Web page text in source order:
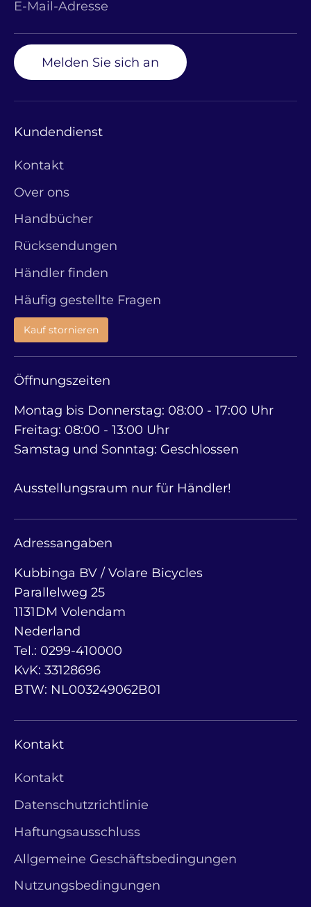
E-Mail-Adresse
Melden Sie sich an
Kundendienst
Kontakt
Over ons
Handbücher
Rücksendungen
Händler finden
Häufig gestellte Fragen
Kauf stornieren
Öffnungszeiten
Montag bis Donnerstag: 08:00 - 17:00 Uhr
Freitag: 08:00 - 13:00 Uhr
Samstag und Sonntag: Geschlossen
Ausstellungsraum nur für Händler!
Adressangaben
Kubbinga BV / Volare Bicycles
Parallelweg 25
1131DM Volendam
Nederland
Tel.: 0299-410000
KvK: 33128696
BTW: NL003249062B01
Kontakt
Kontakt
Datenschutzrichtlinie
Haftungsausschluss
Allgemeine Geschäftsbedingungen
Nutzungsbedingungen